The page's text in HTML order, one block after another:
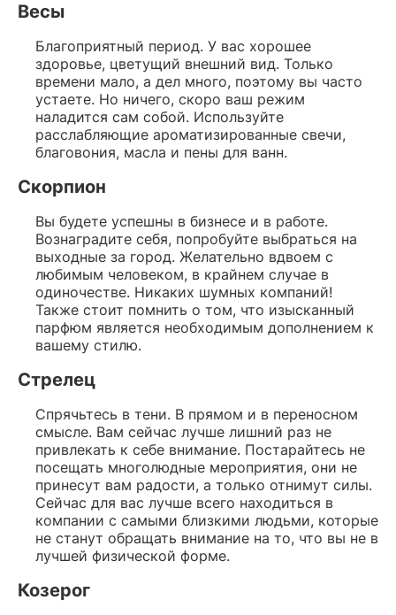
Весы
Благоприятный период. У вас хорошее
здоровье, цветущий внешний вид. Только
времени мало, а дел много, поэтому вы часто
устаете. Но ничего, скоро ваш режим
наладится сам собой. Используйте
расслабляющие ароматизированные свечи,
благовония, масла и пены для ванн.
Скорпион
Вы будете успешны в бизнесе и в работе.
Вознаградите себя, попробуйте выбраться на
выходные за город. Желательно вдвоем с
любимым человеком, в крайнем случае в
одиночестве. Никаких шумных компаний!
Также стоит помнить о том, что изысканный
парфюм является необходимым дополнением к
вашему стилю.
Стрелец
Спрячьтесь в тени. В прямом и в переносном
смысле. Вам сейчас лучше лишний раз не
привлекать к себе внимание. Постарайтесь не
посещать многолюдные мероприятия, они не
принесут вам радости, а только отнимут силы.
Сейчас для вас лучше всего находиться в
компании с самыми близкими людьми, которые
не станут обращать внимание на то, что вы не в
лучшей физической форме.
Козерог